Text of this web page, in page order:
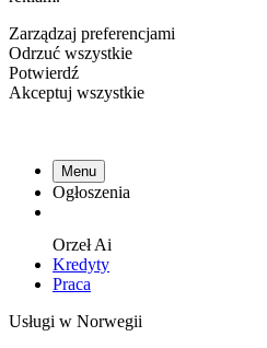
Zarządzaj preferencjami
Odrzuć wszystkie
Potwierdź
Akceptuj wszystkie
Menu
Ogłoszenia
OrzełAi
Kredyty
Praca
Usługi w Norwegii